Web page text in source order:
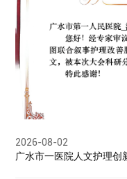
2026-08-02
广水市一医院人文护理创